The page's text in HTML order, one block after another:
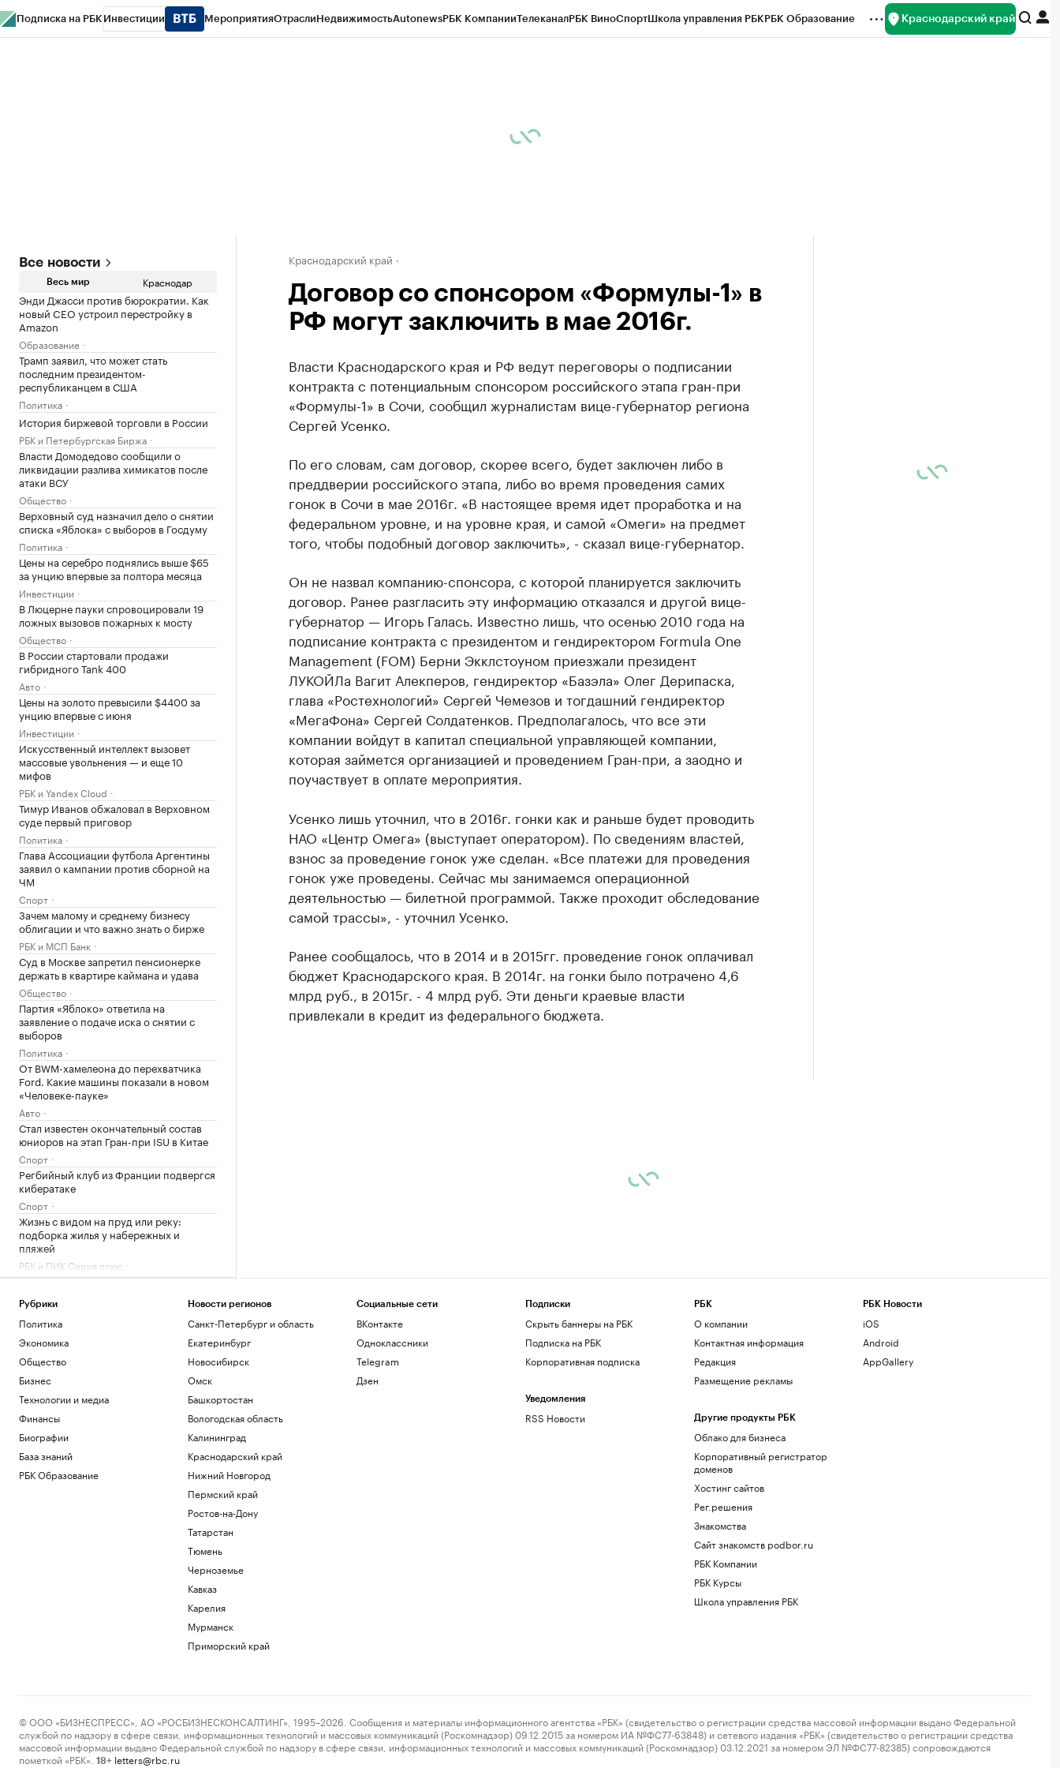
Подписка на РБК Инвестиции МероприятияОтраслиНедвижимостьAutonewsРБК КомпанииТелеканалРБК ВиноСпортШкола управления РБКРБК Образование Краснодарский край
Все новости
Весь мир Краснодар
Энди Джасси против бюрократии. Как
новый CEO устроил перестройку в
Amazon
Образование
Трамп заявил, что может стать
последним президентом-
республиканцем в США
Политика
История биржевой торговли в России
РБК и Петербургская Биржа
Власти Домодедово сообщили о
ликвидации разлива химикатов после
атаки ВСУ
Общество
Верховный суд назначил дело о снятии
списка «Яблока» с выборов в Госдуму
Политика
Цены на серебро поднялись выше $65
за унцию впервые за полтора месяца
Инвестиции
В Люцерне пауки спровоцировали 19
ложных вызовов пожарных к мосту
Общество
В России стартовали продажи
гибридного Tank 400
Авто
Цены на золото превысили $4400 за
унцию впервые с июня
Инвестиции
Искусственный интеллект вызовет
массовые увольнения — и еще 10
мифов
РБК и Yandex Cloud
Тимур Иванов обжаловал в Верховном
суде первый приговор
Политика
Глава Ассоциации футбола Аргентины
заявил о кампании против сборной на
ЧМ
Спорт
Зачем малому и среднему бизнесу
облигации и что важно знать о бирже
РБК и МСП Банк
Суд в Москве запретил пенсионерке
держать в квартире каймана и удава
Общество
Партия «Яблоко» ответила на
заявление о подаче иска о снятии с
выборов
Политика
От BWM-хамелеона до перехватчика
Ford. Какие машины показали в новом
«Человеке-пауке»
Авто
Стал известен окончательный состав
юниоров на этап Гран-при ISU в Китае
Спорт
Регбийный клуб из Франции подвергся
кибератаке
Спорт
Жизнь с видом на пруд или реку:
подборка жилья у набережных и
пляжей
РБК и ПИК Серия плюс
В Железногорске ввели режим ЧС из-за
Общество
Краснодарский край
Договор со спонсором «Формулы-1» в
РФ могут заключить в мае 2016г.
Власти Краснодарского края и РФ ведут переговоры о подписании
контракта с потенциальным спонсором российского этапа гран-при
«Формулы-1» в Сочи, сообщил журналистам вице-губернатор региона
Сергей Усенко.
По его словам, сам договор, скорее всего, будет заключен либо в
преддверии российского этапа, либо во время проведения самих
гонок в Сочи в мае 2016г. «В настоящее время идет проработка и на
федеральном уровне, и на уровне края, и самой «Омеги» на предмет
того, чтобы подобный договор заключить», - сказал вице-губернатор.
Он не назвал компанию-спонсора, с которой планируется заключить
договор. Ранее разгласить эту информацию отказался и другой вице-
губернатор — Игорь Галась. Известно лишь, что осенью 2010 года на
подписание контракта с президентом и гендиректором Formula One
Management (FOM) Берни Экклстоуном приезжали президент
ЛУКОЙЛа Вагит Алекперов, гендиректор «Базэла» Олег Дерипаска,
глава «Ростехнологий» Сергей Чемезов и тогдашний гендиректор
«МегаФона» Сергей Солдатенков. Предполагалось, что все эти
компании войдут в капитал специальной управляющей компании,
которая займется организацией и проведением Гран-при, а заодно и
поучаствует в оплате мероприятия.
Усенко лишь уточнил, что в 2016г. гонки как и раньше будет проводить
НАО «Центр Омега» (выступает оператором). По сведениям властей,
взнос за проведение гонок уже сделан. «Все платежи для проведения
гонок уже проведены. Сейчас мы занимаемся операционной
деятельностью — билетной программой. Также проходит обследование
самой трассы», - уточнил Усенко.
Ранее сообщалось, что в 2014 и в 2015гг. проведение гонок оплачивал
бюджет Краснодарского края. В 2014г. на гонки было потрачено 4,6
млрд руб., в 2015г. - 4 млрд руб. Эти деньги краевые власти
привлекали в кредит из федерального бюджета.
Рубрики
Политика
Экономика
Общество
Бизнес
Технологии и медиа
Финансы
Биографии
База знаний
РБК Образование
Новости регионов
Санкт-Петербург и область
Екатеринбург
Новосибирск
Омск
Башкортостан
Вологодская область
Калининград
Краснодарский край
Нижний Новгород
Пермский край
Ростов-на-Дону
Татарстан
Тюмень
Черноземье
Кавказ
Карелия
Мурманск
Приморский край
Социальные сети
ВКонтакте
Одноклассники
Telegram
Дзен
Подписки
Скрыть баннеры на РБК
Подписка на РБК
Корпоративная подписка
Уведомления
RSS Новости
РБК
О компании
Контактная информация
Редакция
Размещение рекламы
Другие продукты РБК
Облако для бизнеса
Корпоративный регистратор
доменов
Хостинг сайтов
Рег.решения
Знакомства
Сайт знакомств podbor.ru
РБК Компании
РБК Курсы
Школа управления РБК
РБК Новости
iOS
Android
AppGallery
© ООО «БИЗНЕСПРЕСС», АО «РОСБИЗНЕСКОНСАЛТИНГ», 1995–2026. Сообщения и материалы информационного агентства «РБК» (свидетельство о регистрации средства массовой информации выдано Федеральной
службой по надзору в сфере связи, информационных технологий и массовых коммуникаций (Роскомнадзор) 09.12.2015 за номером ИА №ФС77-63848) и сетевого издания «РБК» (свидетельство о регистрации средства
массовой информации выдано Федеральной службой по надзору в сфере связи, информационных технологий и массовых коммуникаций (Роскомнадзор) 03.12.2021 за номером ЭЛ №ФС77-82385) сопровождаются
пометкой «РБК».
18+ letters@rbc.ru